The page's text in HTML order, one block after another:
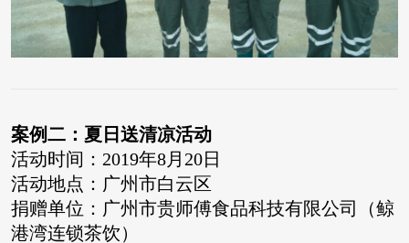
案例二：夏日送清凉活动
活动时间：2019年8月20日
活动地点：广州市白云区
捐赠单位：广州市贵师傅食品科技有限公司（鲸
港湾连锁茶饮）